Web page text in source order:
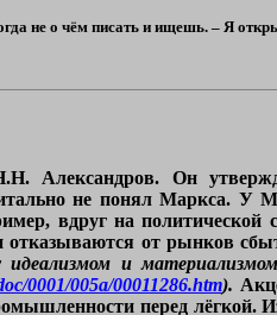
не о чём писать и ищешь. – Я
Александров. Он
не понял Маркса. У
вдруг на
отказываются от рынков
и
0001/005a/00011286.htm).
перед лёгкой.